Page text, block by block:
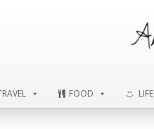
FOOD LIFE